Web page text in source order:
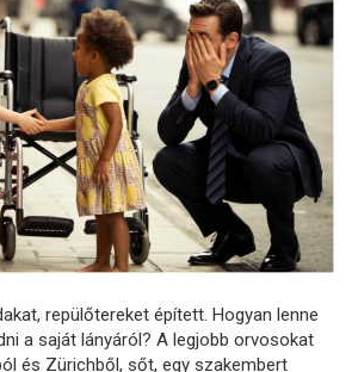
repülőtereket épített. Hogyan lenne
a saját lányáról? A legjobb orvosokat
és Zürichből, sőt, egy szakembert